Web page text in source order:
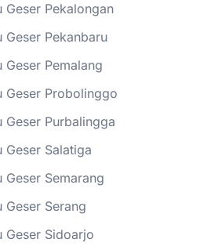
Geser Pekalongan
Geser Pekanbaru
Geser Pemalang
Geser Probolinggo
Geser Purbalingga
Geser Salatiga
Geser Semarang
Geser Serang
Geser Sidoarjo